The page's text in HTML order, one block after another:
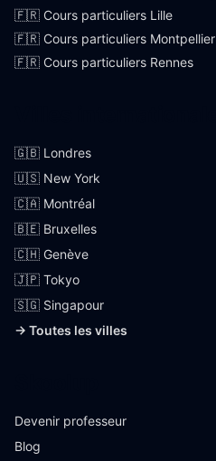
🇫🇷 Cours particuliers Lille
🇫🇷 Cours particuliers Montpellier
🇫🇷 Cours particuliers Rennes
🇬🇧 Londres
🇺🇸 New York
🇨🇦 Montréal
🇧🇪 Bruxelles
🇨🇭 Genève
🇯🇵 Tokyo
🇸🇬 Singapour
→ Toutes les villes
Devenir professeur
Blog